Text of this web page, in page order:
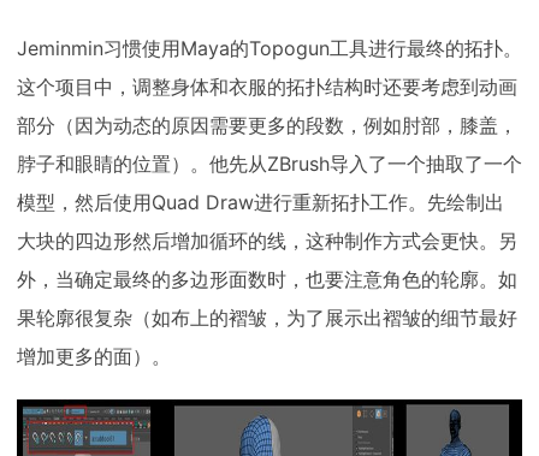
Jeminmin习惯使用Maya的Topogun工具进行最终的拓扑。
这个项目中，调整身体和衣服的拓扑结构时还要考虑到动画
部分（因为动态的原因需要更多的段数，例如肘部，膝盖，
脖子和眼睛的位置）。他先从ZBrush导入了一个抽取了一个
模型，然后使用Quad Draw进行重新拓扑工作。先绘制出
大块的四边形然后增加循环的线，这种制作方式会更快。另
外，当确定最终的多边形面数时，也要注意角色的轮廓。如
果轮廓很复杂（如布上的褶皱，为了展示出褶皱的细节最好
增加更多的面）。